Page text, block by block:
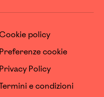
Cookie policy
Preferenze cookie
Privacy Policy
e condizioni